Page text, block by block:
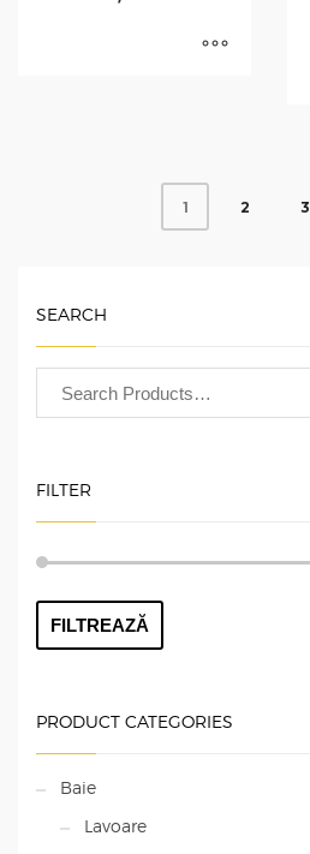
1 2 3
SEARCH
FILTER
FILTREAZĂ
PRODUCT CATEGORIES
Baie
Lavoare